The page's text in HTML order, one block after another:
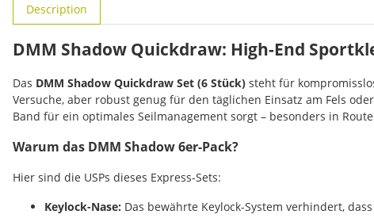
Description
DMM Shadow Quickdraw: High-End
Das DMM Shadow Quickdraw Set (6 Stück) steht für
Versuche, aber robust genug für den täglichen Einsatz am Fels
Band für ein optimales Seilmanagement sorgt – besonders in
Warum das DMM Shadow 6er-Pack?
Hier sind die USPs dieses Express-Sets:
Keylock-Nase: Das bewährte Keylock-System verhindert,